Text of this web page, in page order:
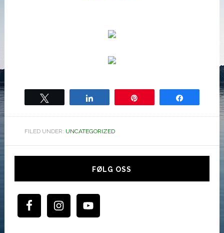
FILED UNDER: UNCATEGORIZED
Hoved
FØLG OSS